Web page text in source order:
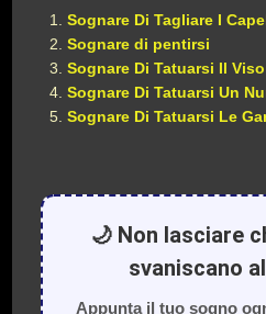
Sognare Di Tagliare I
Sognare di pentirsi
Sognare Di Tatuarsi Il Viso
Sognare Di Tatuarsi Un
Sognare Di Tatuarsi Le
🌙 Non lasciare
svaniscano
Appunta il tuo sogno